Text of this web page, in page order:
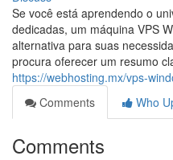
Se você está aprendendo o
dedicadas, um máquina VPS
alternativa para suas
procura oferecer um resumo
https://webhosting.mx/vps-
Comments
Who
Comments